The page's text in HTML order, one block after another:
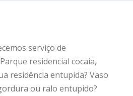
serviço de
residencial cocaia,
residência entupida? Vaso
ou ralo entupido?